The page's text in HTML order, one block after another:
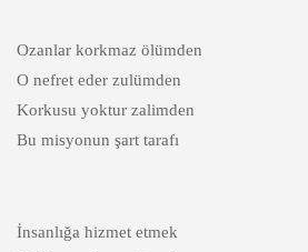
Ozanlar korkmaz ölümden
O nefret eder zulümden
Korkusu yoktur zalimden
Bu misyonun şart tarafı
İnsanlığa hizmet etmek